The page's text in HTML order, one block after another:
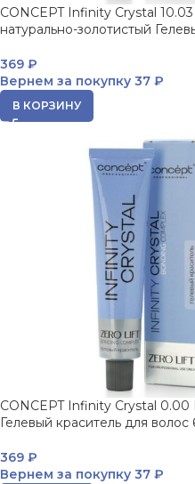
CONCEPT Infinity Crystal
натурально-золотистый
369 ₽
Вернем за покупку 37 ₽
В КОРЗИНУ
CONCEPT Infinity Crystal
Гелевый краситель для волос
369 ₽
Вернем за покупку 37 ₽